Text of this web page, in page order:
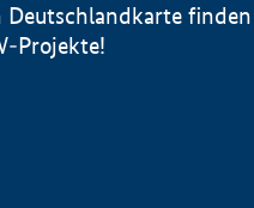
Projekte!